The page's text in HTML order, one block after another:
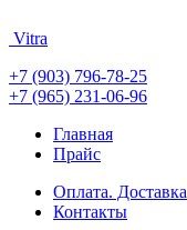
Vitra
+7 (903) 796-78-25
+7 (965) 231-06-96
Главная
Прайс
Оплата. Доставка
Контакты